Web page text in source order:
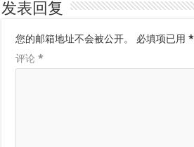
发表回复
您的邮箱地址不会被公开。 必填项已用*
评论*